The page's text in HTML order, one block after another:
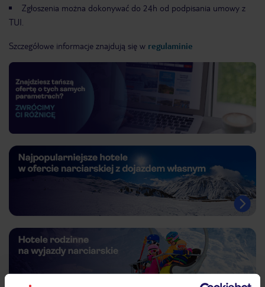
Zgłoszenia można dokonywać do 24h od podpisania umowy z
TUI.
Szczegółowe informacje znajdują się w regulaminie